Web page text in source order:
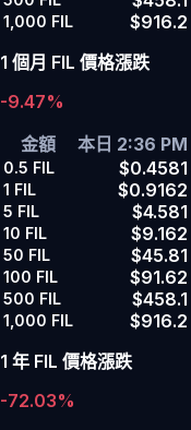
1,000 FIL $916.2
1 個月 FIL 價格漲跌
-9.47%
金額
本日 2:36 PM
0.5 FIL $0.4581
1 FIL $0.9162
5 FIL $4.581
10 FIL $9.162
50 FIL $45.81
100 FIL $91.62
500 FIL $458.1
1,000 FIL $916.2
1 年 FIL 價格漲跌
-72.03%